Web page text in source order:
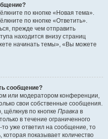
по кнопке «Новая тема».
по кнопке «Ответить».
прежде чем отправить
находится внизу страниц
начинать темы», «Вы можете
сообщение?
или модератором конференции,
свои собственные сообщения.
щёлкнув по кнопке Правка в
в течение ограниченного
уже ответил на сообщение, то
показывает количество